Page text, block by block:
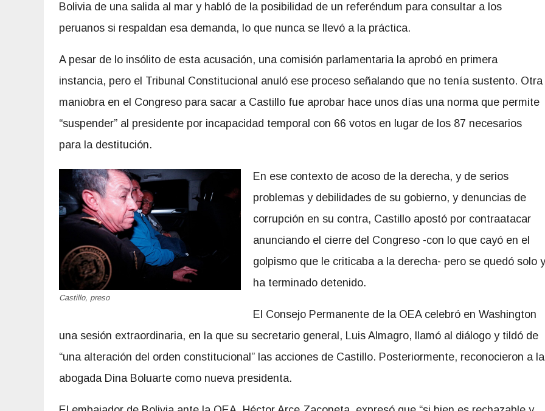
Bolivia de una salida al mar y habló de la posibilidad de un referéndum para consultar a los
peruanos si respaldan esa demanda, lo que nunca se llevó a la práctica.
A pesar de lo insólito de esta acusación, una comisión parlamentaria la aprobó en primera
instancia, pero el Tribunal Constitucional anuló ese proceso señalando que no tenía sustento. Otra
maniobra en el Congreso para sacar a Castillo fue aprobar hace unos días una norma que permite
“suspender” al presidente por incapacidad temporal con 66 votos en lugar de los 87 necesarios
para la destitución.
Castillo, preso
En ese contexto de acoso de la derecha, y de serios
problemas y debilidades de su gobierno, y denuncias de
corrupción en su contra, Castillo apostó por contraatacar
anunciando el cierre del Congreso -con lo que cayó en el
golpismo que le criticaba a la derecha- pero se quedó solo y
ha terminado detenido.
El Consejo Permanente de la OEA celebró en Washington
una sesión extraordinaria, en la que su secretario general, Luis Almagro, llamó al diálogo y tildó de
“una alteración del orden constitucional” las acciones de Castillo. Posteriormente, reconocieron a la
abogada Dina Boluarte como nueva presidenta.